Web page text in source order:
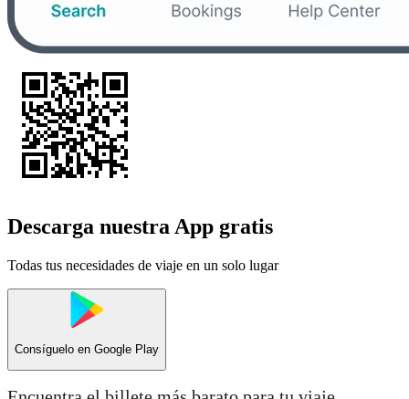
Descarga nuestra App gratis
Todas tus necesidades de viaje en un solo lugar
Consíguelo en Google Play